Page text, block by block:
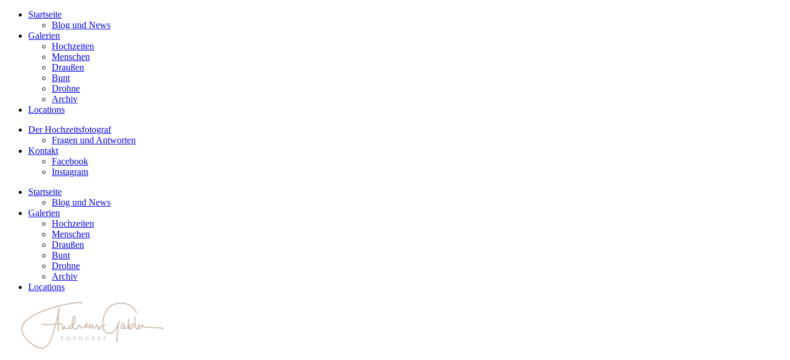
Startseite
Blog und News
Galerien
Hochzeiten
Menschen
Draußen
Bunt
Drohne
Archiv
Locations
Der Hochzeitsfotograf
Fragen und Antworten
Kontakt
Facebook
Instagram
Startseite
Blog und News
Galerien
Hochzeiten
Menschen
Draußen
Bunt
Drohne
Archiv
Locations